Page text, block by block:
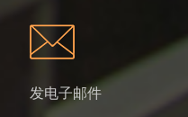
发电子邮件